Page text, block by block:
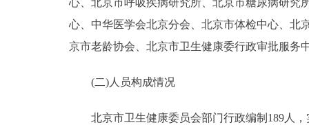
心、北京市呼吸疾病研究所、北京市糖尿病研究
心、中华医学会北京分会、北京市体检中心、北
京市老龄协会、北京市卫生健康委行政审批服务
(二)人员构成情况
北京市卫生健康委员会部门行政编制189人，